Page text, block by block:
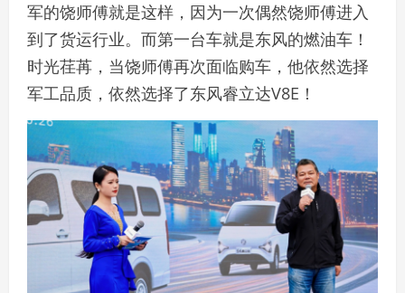
军的饶师傅就是这样，因为一次偶然饶师傅进入
到了货运行业。而第一台车就是东风的燃油车！
时光荏苒，当饶师傅再次面临购车，他依然选择
军工品质，依然选择了东风睿立达V8E！